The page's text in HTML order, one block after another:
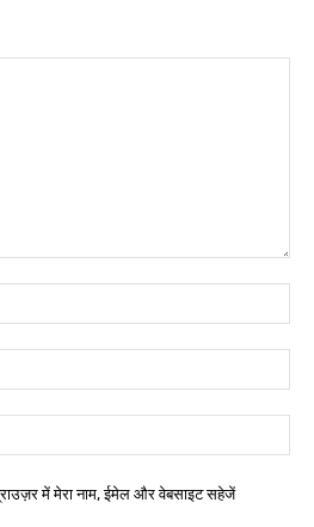
में मेरा नाम, ईमेल और वेबसाइट सहेजें